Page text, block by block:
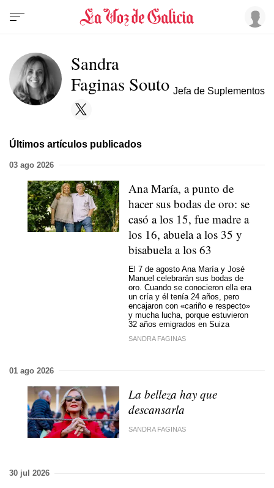
Sandra
Faginas Souto Jefa de Suplementos
Últimos artículos publicados
03 ago 2026
Ana María, a punto de
hacer sus bodas de oro: se
casó a los 15, fue madre a
los 16, abuela a los 35 y
bisabuela a los 63
El 7 de agosto Ana María y José
Manuel celebrarán sus bodas de
oro. Cuando se conocieron ella era
un cría y él tenía 24 años, pero
encajaron con «cariño e respecto»
y mucha lucha, porque estuvieron
32 años emigrados en Suiza
SANDRA FAGINAS
01 ago 2026
La belleza hay que
descansarla
SANDRA FAGINAS
30 jul 2026